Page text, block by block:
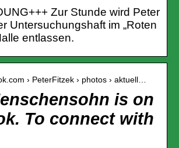
Zur Stunde wird Peter
Untersuchungshaft im „Roten
entlassen.
› PeterFitzek › photos › aktuell…
is on
To connect with